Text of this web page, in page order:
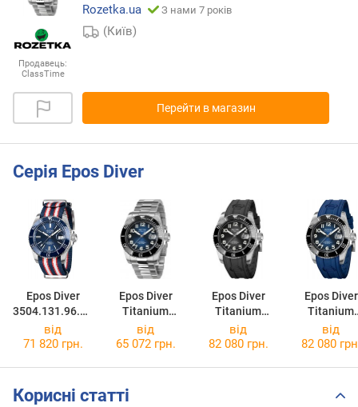
Продавець:
ClassTime
Rozetka.ua
З нами 7 років
(Київ)
Перейти в магазин
Серія Epos Diver
Epos Diver
3504.131.96.16
.66
Epos Diver
Titanium
3504.131.80.36
.90
Epos Diver
Titanium
3504.131.80.35
.55
Epos Diver
Titanium
.56
від
71 820 грн.
від
65 072 грн.
від
82 080 грн.
від
82 080
Корисні статті